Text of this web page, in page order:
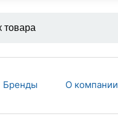
Бренды О компании